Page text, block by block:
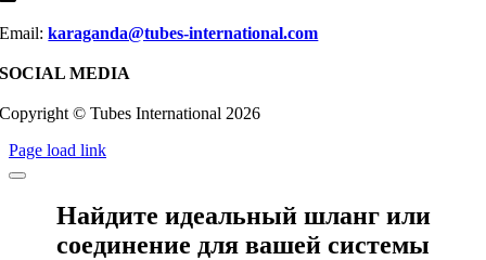
Email:karaganda@tubes-international.com
SOCIAL MEDIA
Copyright © Tubes International 2026
Page load link
Найдите идеальный шланг или
соединение для вашей системы